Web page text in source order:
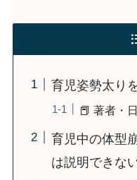
育児姿勢太り
📕 著者・
育児中の体型
は説明できな